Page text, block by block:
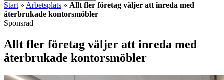
Start » Arbetsplats » Allt fler företag väljer att inreda med
återbrukade kontorsmöbler
Sponsrad
Allt fler företag väljer att inreda med
återbrukade kontorsmöbler